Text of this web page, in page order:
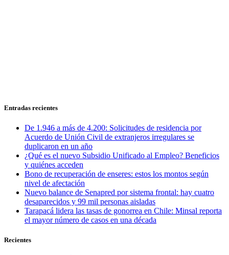
Entradas recientes
De 1.946 a más de 4.200: Solicitudes de residencia por
Acuerdo de Unión Civil de extranjeros irregulares se
duplicaron en un año
¿Qué es el nuevo Subsidio Unificado al Empleo? Beneficios
y quiénes acceden
Bono de recuperación de enseres: estos los montos según
nivel de afectación
Nuevo balance de Senapred por sistema frontal: hay cuatro
desaparecidos y 99 mil personas aisladas
Tarapacá lidera las tasas de gonorrea en Chile: Minsal reporta
el mayor número de casos en una década
Recientes